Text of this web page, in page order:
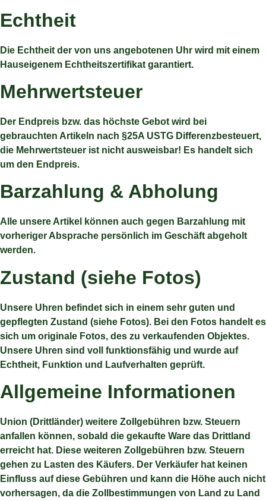
Echtheit
Die Echtheit der von uns angebotenen Uhr wird mit einem
Hauseigenem Echtheitszertifikat garantiert.
Mehrwertsteuer
Der Endpreis bzw. das höchste Gebot wird bei
gebrauchten Artikeln nach §25A USTG Differenzbesteuert,
die Mehrwertsteuer ist nicht ausweisbar! Es handelt sich
um den Endpreis.
Barzahlung & Abholung
Alle unsere Artikel können auch gegen Barzahlung mit
vorheriger Absprache persönlich im Geschäft abgeholt
werden.
Zustand (siehe Fotos)
Unsere Uhren befindet sich in einem sehr guten und
gepflegten Zustand (siehe Fotos). Bei den Fotos handelt es
sich um originale Fotos, des zu verkaufenden Objektes.
Unsere Uhren sind voll funktionsfähig und wurde auf
Echtheit, Funktion und Laufverhalten geprüft.
Allgemeine Informationen
Union (Drittländer) weitere Zollgebühren bzw. Steuern
anfallen können, sobald die gekaufte Ware das Drittland
erreicht hat. Diese weiteren Zollgebühren bzw. Steuern
gehen zu Lasten des Käufers. Der Verkäufer hat keinen
Einfluss auf diese Gebühren und kann die Höhe auch nicht
vorhersagen, da die Zollbestimmungen von Land zu Land